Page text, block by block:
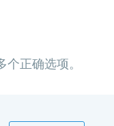
正确选项。